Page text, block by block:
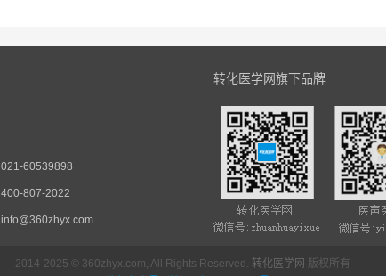
021-60539898
400-807-2022
info@360zhyx.com
转化医学网旗下品牌
2014-2025 © 360zhyx.com, All Rights Reserved. 转化医学网 版权所有